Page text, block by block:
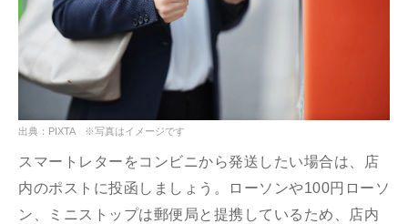
出典：PIXTA ※写真はイメージです
スマートレターをコンビニから発送したい場合は、店
内のポストに投函しましょう。ローソンや100円ローソ
ン、ミニストップは郵便局と提携しているため、店内